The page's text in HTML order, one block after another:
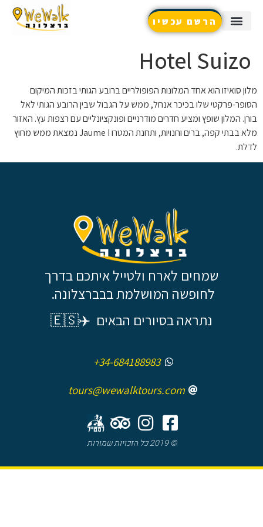
הרשם עכשיו
Hotel Suizo
מלון סואיזו הוא אחד המלונות הפופולריים ברובע הגותי בזכות המיקום
הסופר-פרקטי שלו בכיכר אנחל, ממש על הגבול שבין הרובע הגותי לאל
בורן. המלון שופץ ומציע חדרים מודרניים ופונקציונליים עם רצפות עץ. האזור
מלא בבתי קפה, ברים וחנויות, ותחנת המטרו Jaume I נמצאת ממש מחוץ
לדלת.
שמחים לארח ולטייל איתכם בדרך
לחופשה המושלמת בבברצלונה.
נתראה בסיורים הבאים ✈️🇪🇸
+34-684188983
tours@wewalktours.com
© 2019 כל הזכויות שמורות